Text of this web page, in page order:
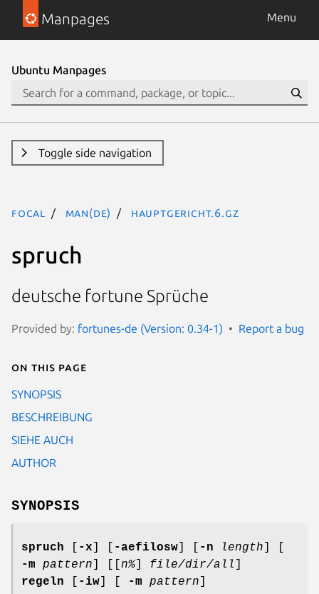
Manpages Menu
Ubuntu Manpages
Toggle side navigation
focal man(de) hauptgericht.6.gz
spruch
deutsche fortune Sprüche
Provided by: fortunes-de (Version: 0.34-1) Report a bug
On this page
SYNOPSIS
BESCHREIBUNG
SIEHE AUCH
AUTHOR
SYNOPSIS
spruch -x -aefilosw -n length
-m
pattern n% file/dir/all
regeln
-iw -m pattern